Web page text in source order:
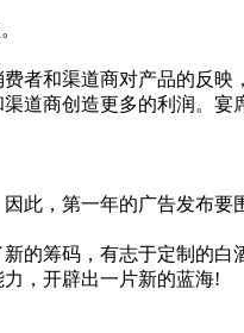
和渠道商对产品的反映
商创造更多的利润。宴
，第一年的广告发布要
筹码，有志于定制的白
，开辟出一片新的蓝海!